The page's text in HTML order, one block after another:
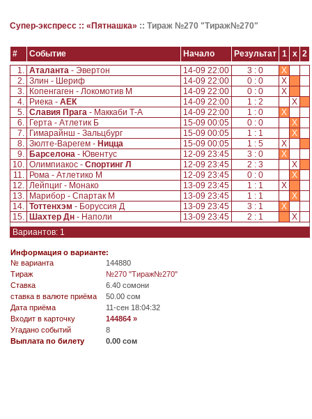
Супер-экспресс :: «Пятнашка» :: Тираж №270 "Тираж№270"
# Событие Начало Результат 1 x 2
1. Аталанта - Эвертон 14-09 22:00 3 : 0
X
2. Злин - Шериф 14-09 22:00 0 : 0
X
3.
Копенгаген - Локомотив М 14-09 22:00 0 : 0
X
4.
Риека - АЕК 14-09 22:00 1 : 2
X
5. Славия Прага - Маккаби Т-А 14-09 22:00 1 : 0
X
6.
Герта - Атлетик Б 15-09 00:05 0 : 0
X
7.
Гимарайнш - Зальцбург 15-09 00:05 1 : 1
X
8. Зюлте-Варегем - Ницца 15-09 00:05 1 : 5
X
9.
Барселона - Ювентус 12-09 23:45 3 : 0
X
10. Олимпиакос - Спортинг Л 12-09 23:45 2 : 3
X
11.
Рома - Атлетико М 12-09 23:45 0 : 0
X
12. Лейпциг - Монако 13-09 23:45 1 : 1
X
13.
Марибор - Спартак М 13-09 23:45 1 : 1
X
14. Тоттенхэм - Боруссия Д 13-09 23:45 3 : 1
X
15.
Шахтер Дн - Наполи 13-09 23:45 2 : 1
X
Вариантов: 1
Информация о варианте:
№ варианта
144880
Tираж
№270 "Тираж№270"
Ставка
6.40 сомони
ставка в валюте приёма
50.00 сом
Дата приёма
11-сен 18:04:32
Входит в карточку
144864 »
Угадано событий
8
Выплата по билету
0.00 сом